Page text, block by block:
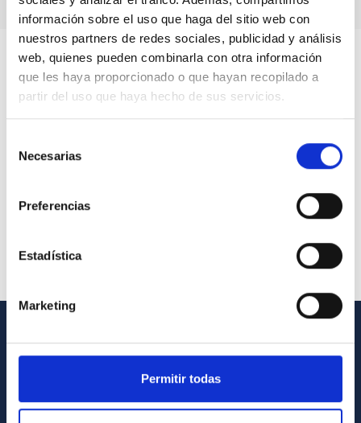
información sobre el uso que haga del sitio web con
nuestros partners de redes sociales, publicidad y análisis
web, quienes pueden combinarla con otra información
que les haya proporcionado o que hayan recopilado a
partir del uso que haya hecho de sus servicios.
Necesarias
Preferencias
Estadística
Marketing
Permitir todas
How to get to the IAC